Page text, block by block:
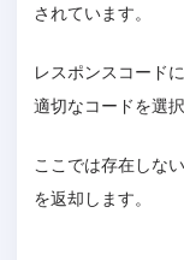
されています。
レスポンスコード
適切なコードを選
ここでは存在しな
を返却します。